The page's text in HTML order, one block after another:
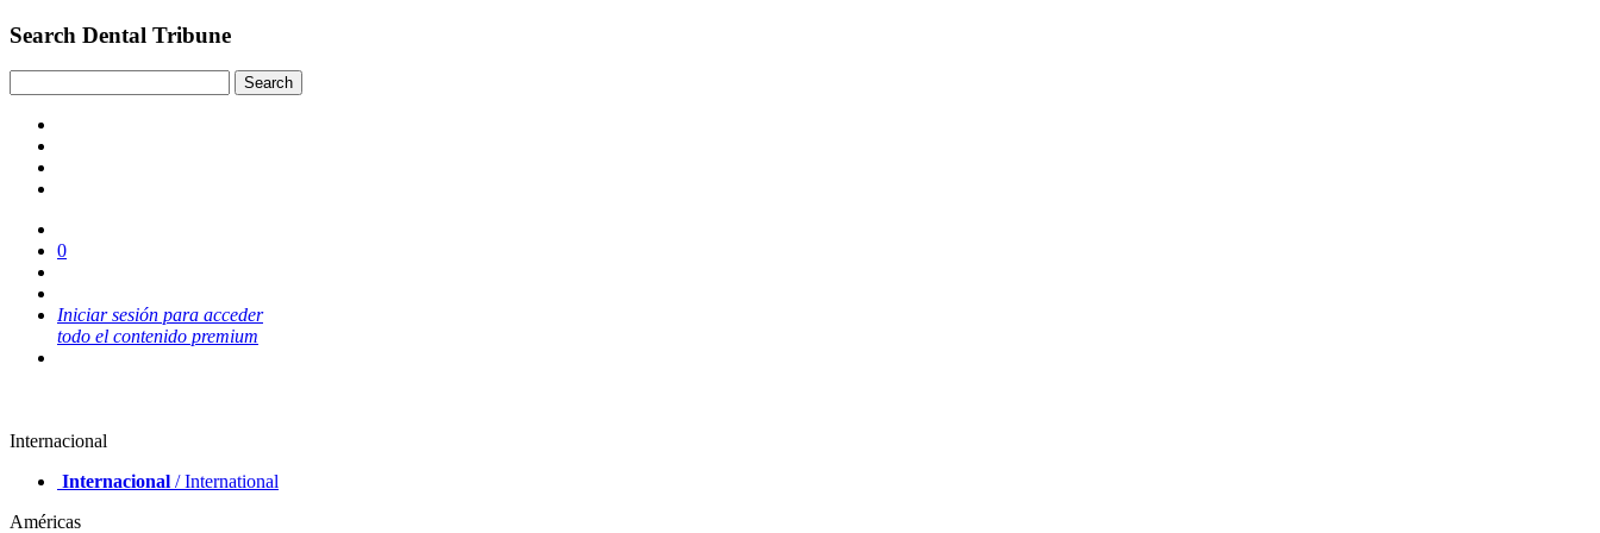
Search Dental Tribune
0
Iniciar sesión para acceder
todo el contenido premium
Internacional
Internacional / International
Américas